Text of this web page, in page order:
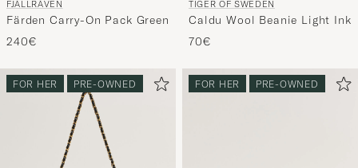
FJÄLLRÄVEN
Färden Carry-On Pack Green
240€
TIGER OF SWEDEN
Caldu Wool Beanie Light Ink
70€
FOR HER PRE-OWNED FOR HER PRE-OWNED